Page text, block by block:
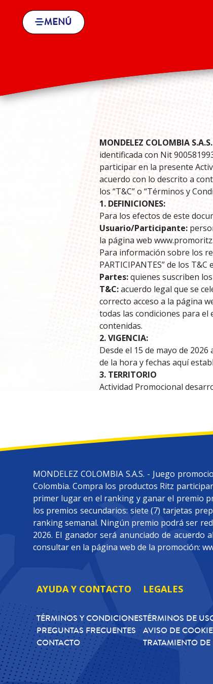
MENÚ
MENÚ
MONDELEZ COLOMBIA S.A.S.
identificada con Nit
participar en la presente
acuerdo con lo descrito a
los “T&C” o “Términos y
1. DEFINICIONES:
Para los efectos de este
Usuario/Participante:
la página web
Para información sobre los
PARTICIPANTES” de los
Partes:quienes suscriben los
T&C:acuerdo legal que se
correcto acceso a la página
todas las condiciones para
contenidas.
2. VIGENCIA:
Desde el 15 de mayo de
de la hora y fechas aquí
3. TERRITORIO
Actividad Promocional
como la aceptación sin
cumplir con la mecánica
RITZ en todas las
• Galletas RITZ (Presentación
• Galletas RITZ (Presentación
• Galletas RITZ (Presentación
• Galletas RITZ (Presentación
5. DINÁMICA GENERAL DE
Paso 1:Los Usuarios
Ejemplo:
MP 205241601 1 T 08:00:08
Paso 2:Para participar de la
finalidad de registrar sus
quedará registrado para
correo electrónico.
Para más información sobre
MONDELEZ COLOMBIA S.A.S. - Juego
Colombia. Compra los productos Ritz
primer lugar en el ranking y ganar el premio
los premios secundarios: siete (7) tarjetas
ranking semanal. Ningún premio podrá ser
2026. El ganador será anunciado de
consultar en la página web de la promoción:
AYUDA Y CONTACTO
TÉRMINOS Y CONDICIONES
PREGUNTAS FRECUENTES
CONTACTO
LEGALES
TÉRMINOS DE
AVISO DE
TRATAMIENTO DE